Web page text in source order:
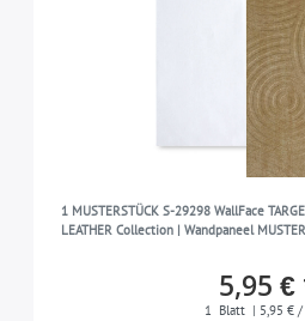
1 MUSTERSTÜCK S-29298 WallFace
LEATHER Collection | Wandpaneel
5,95
1 Blatt | 5,95 €